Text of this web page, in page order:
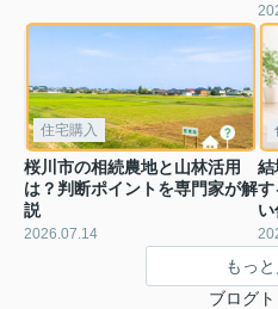
住宅購入
桜川市の相続農地と山林活用
は？判断ポイントを専門家が解
説
2026.07.14
結
す
もっ
ブログ